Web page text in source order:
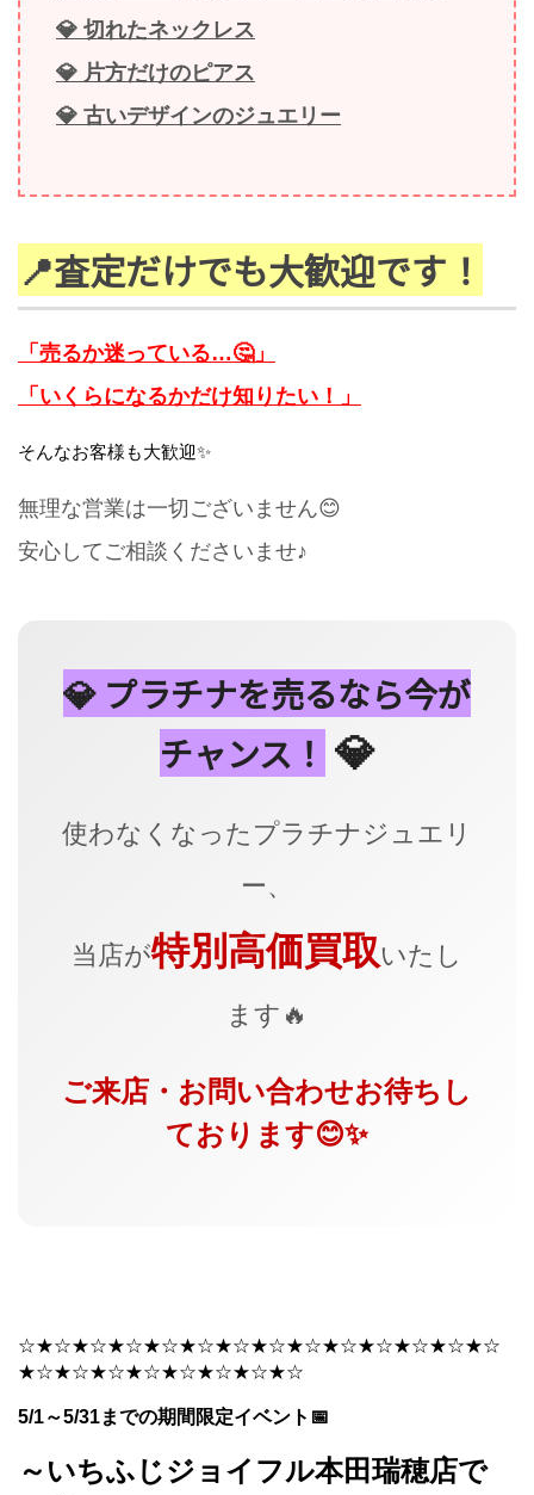
💎 切れたネックレス
💎 片方だけのピアス
💎 古いデザインのジュエリー
📍査定だけでも大歓迎です！
「売るか迷っている…🤔」
「いくらになるかだけ知りたい！」
そんなお客様も大歓迎✨
無理な営業は一切ございません😊
安心してご相談くださいませ♪
💎 プラチナを売るなら今が
チャンス！ 💎
使わなくなったプラチナジュエリ
ー、
当店が特別高価買取 いたし
ます🔥
ご来店・お問い合わせお待ちし
ております😊✨
☆★☆★☆★☆★☆★☆★☆★☆★☆★☆★☆★☆★☆★☆
★☆★☆★☆★☆★☆★☆★☆★☆
5/1～5/31までの期間限定イベント📅
～いちふじジョイフル本田瑞穂店で